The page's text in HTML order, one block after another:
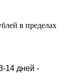
в пределах
14 дней -